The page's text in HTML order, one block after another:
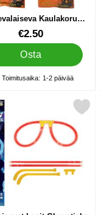
Kaulakoru
Halloween
30466€2.50
Osta
Varastossa
Toimitusaika: 1-2 päivää
itsevalaisevat Lasit